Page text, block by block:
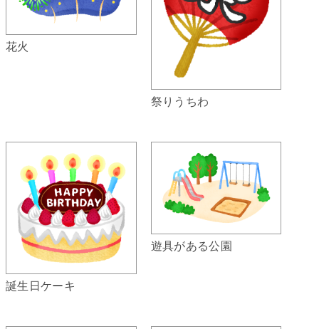
花火
祭りうちわ
誕生日ケーキ
遊具がある公園